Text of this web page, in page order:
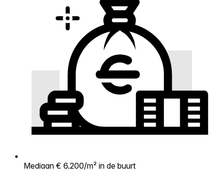
Mediaan € 6.200/m² in de buurt